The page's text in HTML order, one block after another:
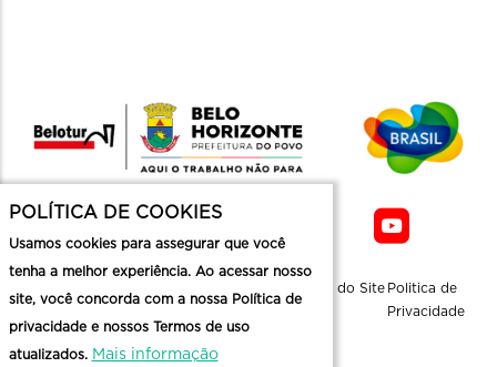
Mapa do Site Politica de
Privacidade
POLÍTICA DE COOKIES
Usamos cookies para assegurar que você
tenha a melhor experiência. Ao acessar nosso
site, você concorda com a nossa Política de
privacidade e nossos Termos de uso
atualizados. Mais informação